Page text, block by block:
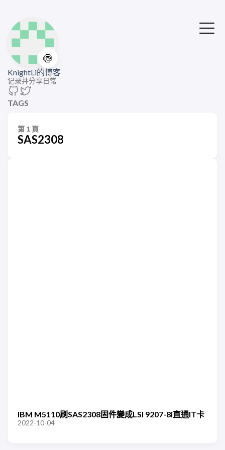
🍥
KnightLi的博客
记录并分享日常
TAGS
第 1 頁
SAS2308
IBM M5110刷SAS2308固件變成LSI 9207-8i直通IT卡
2022-10-04